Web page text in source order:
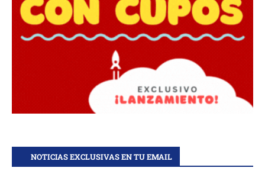
NOTICIAS EXCLUSIVAS EN TU EMAIL